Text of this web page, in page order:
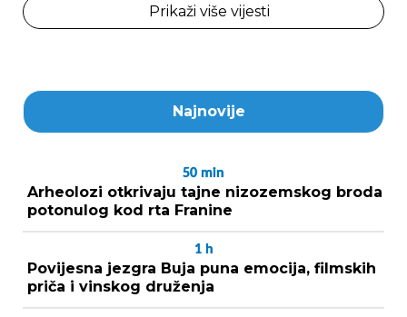
Prikaži više vijesti
Najnovije
50 min
Arheolozi otkrivaju tajne nizozemskog broda
potonulog kod rta Franine
1 h
Povijesna jezgra Buja puna emocija, filmskih
priča i vinskog druženja